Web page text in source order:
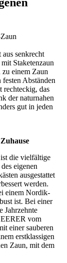
senkrecht
mit Staketenzaun
einem Zaun
Abständen
rechteckig, das
der naturnahen
gut in jeden
die vielfältige
eigenen
ausgestattet
werden.
einem Nordik-
ist. Bei einer
Jahrzehnte
vom
einer sauberen
erstklassigen
Zaun, mit dem